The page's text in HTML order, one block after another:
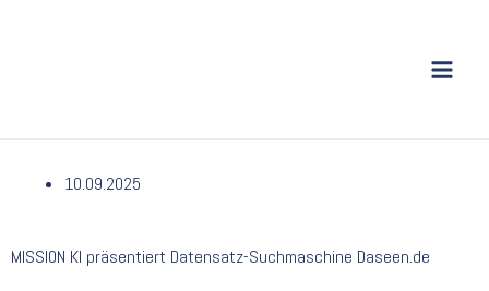
10.09.2025
MISSION KI präsentiert Datensatz-Suchmaschine Daseen.de